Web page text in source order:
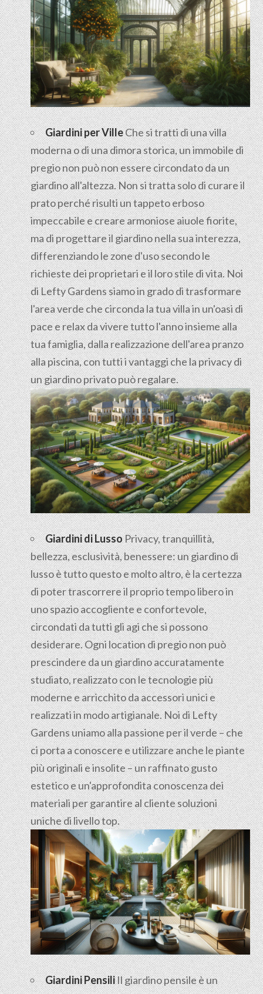
Giardini per VilleChe si tratti di una villa
moderna o di una dimora storica, un immobile di
pregio non può non essere circondato da un
giardino all'altezza. Non si tratta solo di curare il
prato perché risulti un tappeto erboso
impeccabile e creare armoniose aiuole fiorite,
ma di progettare il giardino nella sua interezza,
differenziando le zone d'uso secondo le
richieste dei proprietari e il loro stile di vita. Noi
di Lefty Gardens siamo in grado di trasformare
l'area verde che circonda la tua villa in un'oasi di
pace e relax da vivere tutto l'anno insieme alla
tua famiglia, dalla realizzazione dell'area pranzo
alla piscina, con tutti i vantaggi che la privacy di
un giardino privato può regalare.
Giardini di LussoPrivacy, tranquillità,
bellezza, esclusività, benessere: un giardino di
lusso è tutto questo e molto altro, è la certezza
di poter trascorrere il proprio tempo libero in
uno spazio accogliente e confortevole,
circondati da tutti gli agi che si possono
desiderare. Ogni location di pregio non può
prescindere da un giardino accuratamente
studiato, realizzato con le tecnologie più
moderne e arricchito da accessori unici e
realizzati in modo artigianale. Noi di Lefty
Gardens uniamo alla passione per il verde – che
ci porta a conoscere e utilizzare anche le piante
più originali e insolite – un raffinato gusto
estetico e un'approfondita conoscenza dei
materiali per garantire al cliente soluzioni
uniche di livello top.
Giardini PensiliIlgiardino pensileè un